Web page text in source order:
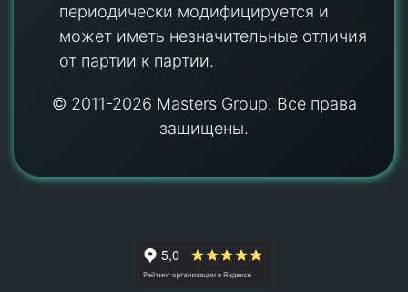
периодически модифицируется и
может иметь незначительные отличия
от партии к партии.
© 2011-2026 Masters Group. Все права
защищены.